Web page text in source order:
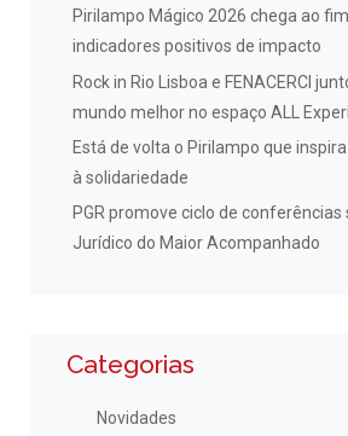
Pirilampo Mágico 2026 chega ao
indicadores positivos de impacto
Rock in Rio Lisboa e FENACERCI
mundo melhor no espaço ALL
Está de volta o Pirilampo que
à solidariedade
PGR promove ciclo de conferências
Jurídico do Maior Acompanhado
Categorias
Novidades